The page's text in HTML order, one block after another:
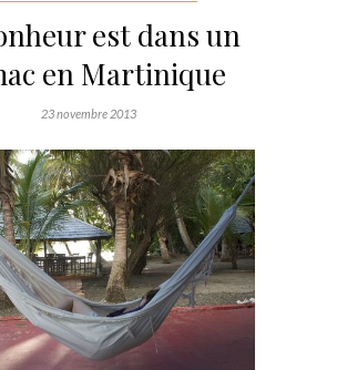
est dans un
en Martinique
23 novembre 2013